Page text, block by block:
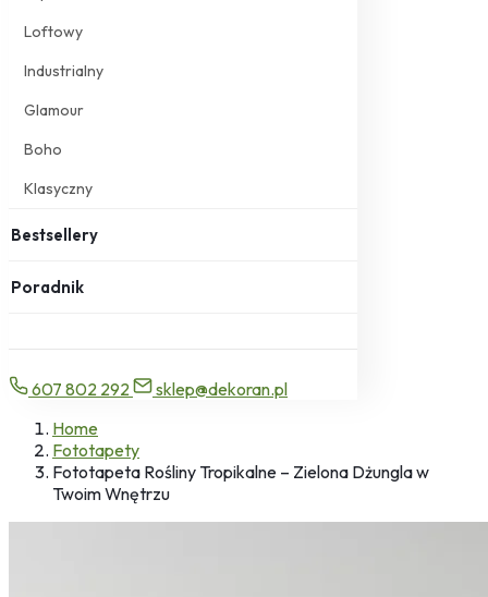
Loftowy
Industrialny
Glamour
Boho
Klasyczny
Bestsellery
Poradnik
607 802 292
sklep@dekoran.pl
Home
Fototapety
Fototapeta Rośliny Tropikalne – Zielona Dżungla w
Twoim Wnętrzu